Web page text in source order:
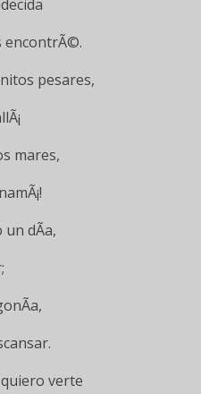
encontrÃ©.
pesares,
mares,
un dÃ­a,
verte